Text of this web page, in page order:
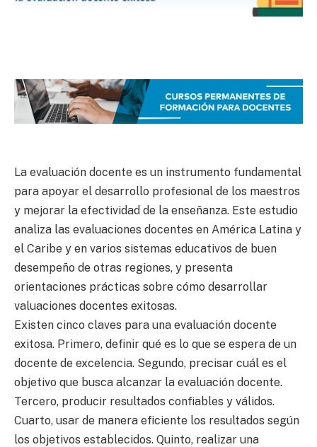
La evaluación docente es un instrumento fundamental
para apoyar el desarrollo profesional de los maestros
y mejorar la efectividad de la enseñanza. Este estudio
analiza las evaluaciones docentes en América Latina y
el Caribe y en varios sistemas educativos de buen
desempeño de otras regiones, y presenta
orientaciones prácticas sobre cómo desarrollar
valuaciones docentes exitosas.
Existen cinco claves para una evaluación docente
exitosa. Primero, definir qué es lo que se espera de un
docente de excelencia. Segundo, precisar cuál es el
objetivo que busca alcanzar la evaluación docente.
Tercero, producir resultados confiables y válidos.
Cuarto, usar de manera eficiente los resultados según
los objetivos establecidos. Quinto, realizar una